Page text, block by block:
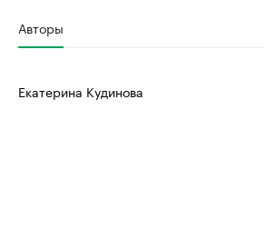
Авторы
Екатерина Кудинова